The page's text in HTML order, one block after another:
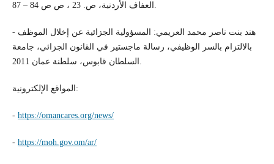
العفاف الأردنية، ص. 23 ، ص ص 84 – 87.
- هند بنت ناصر محمد العريمي: المسؤولية الجزائية عن إخلال الموظف
بالالتزام بالسر الوظيفي، رسالة ماجستير في القانون الجزائي، جامعة
السلطان قابوس، سلطنة عمان 2011.
المواقع الإلكترونية:
- https://omancares.org/news/
- https://moh.gov.om/ar/